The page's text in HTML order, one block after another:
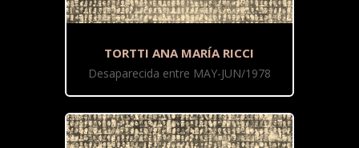
TORTTI ANA MARÍA RICCI
Desaparecida entre MAY-JUN/1978